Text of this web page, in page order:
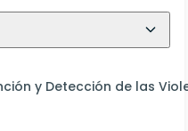
y Detección de las